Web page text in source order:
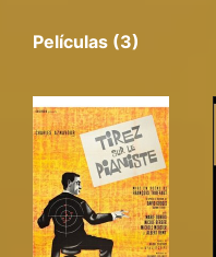
Películas (3)